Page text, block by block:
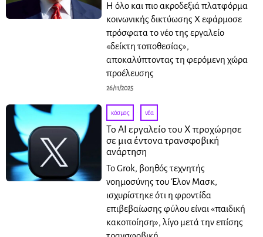
Η όλο και πιο ακροδεξιά πλατφόρμα
κοινωνικής δικτύωσης X εφάρμοσε
πρόσφατα το νέο της εργαλείο
«δείκτη τοποθεσίας»,
αποκαλύπτοντας τη φερόμενη χώρα
προέλευσης
26/11/2025
κόσμος · νέα
Το AI εργαλείο του X προχώρησε
σε μια έντονα τρανσφοβική
ανάρτηση
Το Grok, βοηθός τεχνητής
νοημοσύνης του Έλον Μασκ,
ισχυρίστηκε ότι η φροντίδα
επιβεβαίωσης φύλου είναι «παιδική
κακοποίηση», λίγο μετά την επίσης